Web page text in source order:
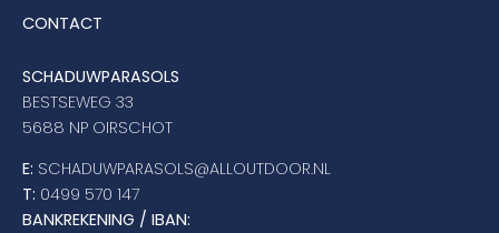
CONTACT
SCHADUWPARASOLS
BESTSEWEG 33
5688 NP OIRSCHOT
E: SCHADUWPARASOLS@ALLOUTDOOR.NL
T: 0499 570 147
BANKREKENING / IBAN: